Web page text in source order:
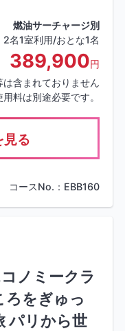
燃油サーチャージ別
2名1室利用/おとな1名
389,900円
は含まれておりません
料は別途必要です。
見る
コースNo.：EBB160
ノミークラ
ろをぎゅっ
パリから世